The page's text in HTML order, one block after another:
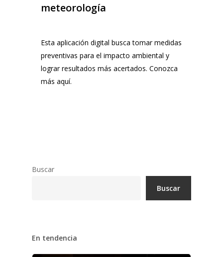
meteorología
Esta aplicación digital busca tomar medidas
preventivas para el impacto ambiental y
lograr resultados más acertados. Conozca
más aquí.
Buscar
Buscar
En tendencia